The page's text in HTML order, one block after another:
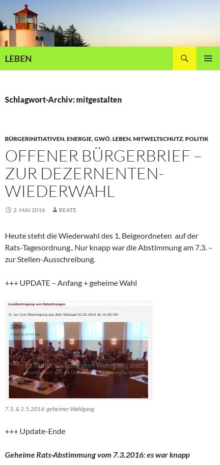
Inhalt
springen
LEBEN
Schlagwort-Archiv: mitgestalten
BÜRGERINITIATIVEN,ENERGIE,GWÖ,LEBEN,MITWELTSCHUTZ,POLITIK
OFFENER BÜRGERBRIEF –
ZUR DEZERNENTEN-
WIEDERWAHL
2. MAI 2016 BEATE
Heute steht die Wiederwahl des 1. Beigeordneten auf der
Rats-Tagesordnung.. Nur knapp war die Abstimmung am 7.3. –
zur Stellen-Ausschreibung.
+++ UPDATE – Anfang + geheime Wahl
7.3. & 2.5.2016: geheimer Wahlgang
+++ Update-Ende
Geheime Rats-Abstimmung vom 7.3.2016: es war knapp